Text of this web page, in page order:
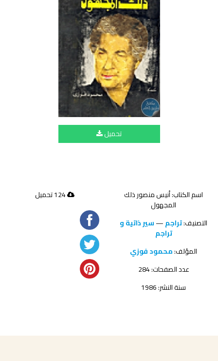
تحميل
اسم الكتاب: أنيس منصور ذلك
المجهول
التصنيف:تراجم—سير ذاتية و
تراجم
المؤلف:محمود فوزي
عدد الصفحات: 284
سنة النشر: 1986
124 تحميل